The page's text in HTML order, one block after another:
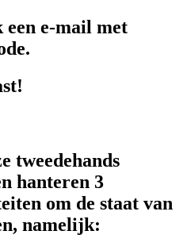
e-mail met
tweedehands
hanteren 3
om de staat van
namelijk: